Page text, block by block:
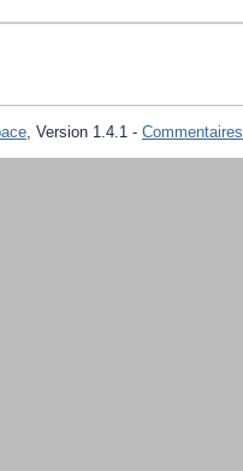
, Version 1.4.1 - Commentaires